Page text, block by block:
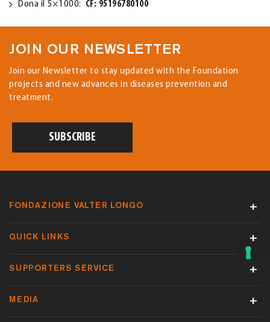
Dona il 5×1000: CF: 95196780100
JOIN OUR NEWSLETTER
Join our Newsletter to stay updated with the Foundation
projects and new advances in diseases prevention and
treatment.
SUBSCRIBE
FONDAZIONE VALTER LONGO
QUICK LINKS
SUPPORTERS SERVICE
MEDIA